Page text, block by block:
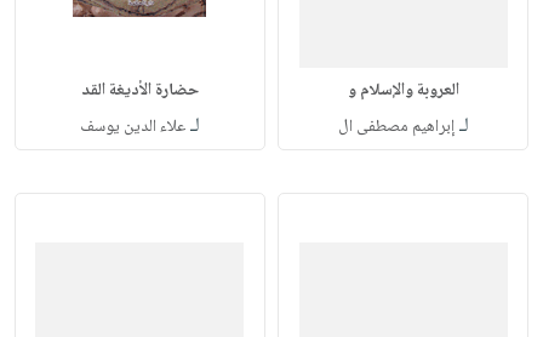
العروبة والإسلام و
لـإبراهيم مصطفى ال
حضارة الأديغة القد
لـعلاء الدين يوسف